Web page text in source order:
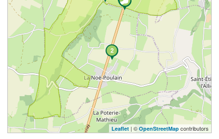
2
Leaflet | © OpenStreetMap contributors